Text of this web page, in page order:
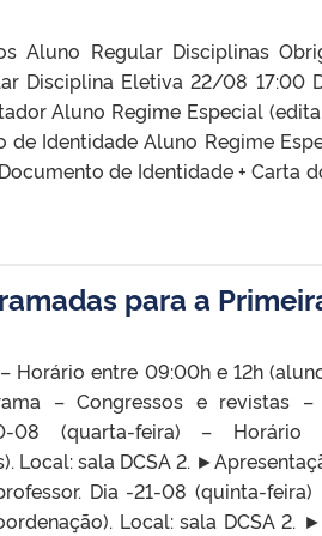
Aluno Regular Disciplinas
Disciplina Eletiva 22/08 17:00
Aluno Regime Especial
de Identidade Aluno Regime
de Identidade + Carta
para a
Horário entre 09:00h e 12h
– Congressos e revistas
08 (quarta-feira) – Horário
Local: sala DCSA 2.
Dia -21-08 (quinta-
Local: sala DCSA